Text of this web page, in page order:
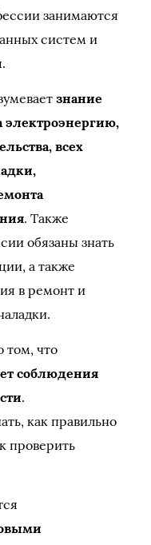
занимаются
систем и
знание
электроэнергию,
всех
. Также
обязаны знать
а также
в ремонт и
том, что
соблюдения
.
как правильно
проверить